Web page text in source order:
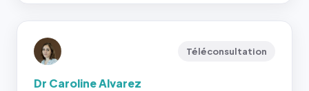
Téléconsultation
Dr Caroline Alvarez